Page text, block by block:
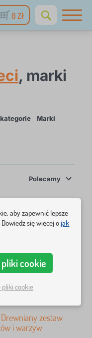
0 Zł
, marki
Marki
zestaw
i warzyw
aby zapewnić lepsze
się więcej ojak
cookie
cookie